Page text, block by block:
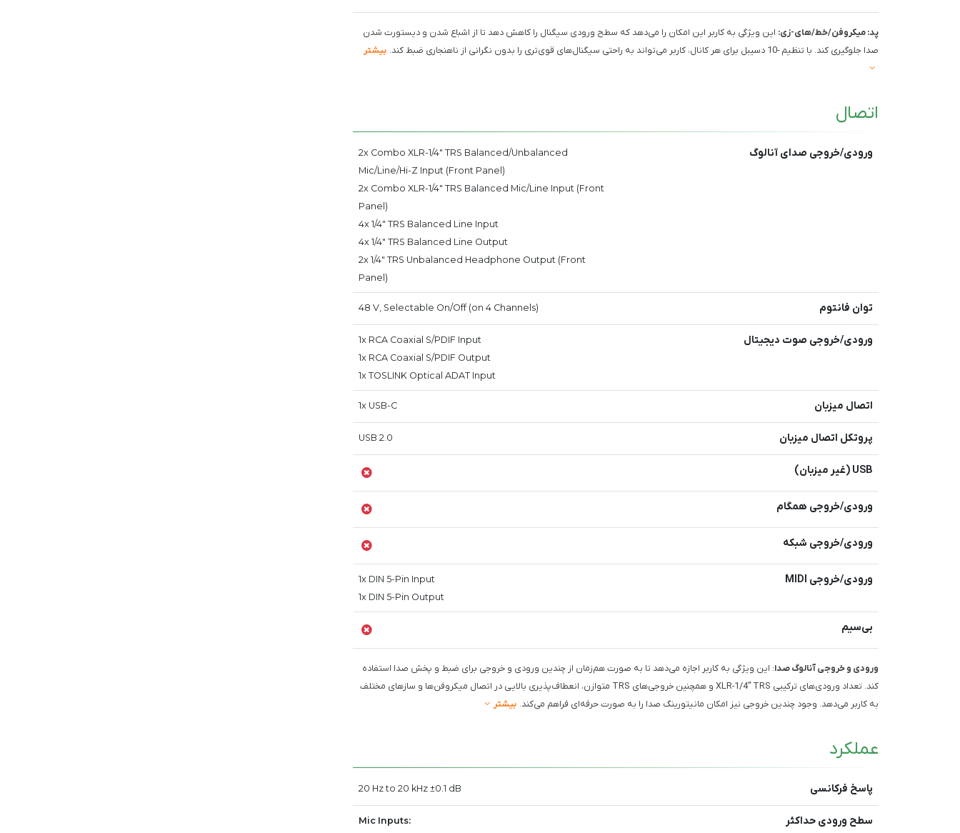
پد: میکروفن/خط/های-زی: این ویژگی به کاربر این امکان را می‌دهد که سطح ورودی سیگنال را کاهش دهد تا از اشباع شدن و دیستورت شدن
صدا جلوگیری کند. با تنظیم -10 دسیبل برای هر کانال، کاربر می‌تواند به راحتی سیگنال‌های قوی‌تری را بدون نگرانی از ناهنجاری ضبط کند.
بیشتر
اتصال
ورودی/خروجی صدای آنالوگ
2x Combo XLR-1/4" TRS Balanced/Unbalanced
Mic/Line/Hi-Z Input (Front Panel)
2x Combo XLR-1/4" TRS Balanced Mic/Line Input (Front
Panel)
4x 1/4" TRS Balanced Line Input
4x 1/4" TRS Balanced Line Output
2x 1/4" TRS Unbalanced Headphone Output (Front
Panel)
توان فانتوم 48 V, Selectable On/Off (on 4 Channels)
ورودی/خروجی صوت دیجیتال
1x RCA Coaxial S/PDIF Input
1x RCA Coaxial S/PDIF Output
1x TOSLINK Optical ADAT Input
اتصال میزبان 1x USB-C
پروتکل اتصال میزبان USB 2.0
USB (غیر میزبان)
ورودی/خروجی همگام
ورودی/خروجی شبکه
ورودی/خروجی MIDI
1x DIN 5-Pin Input
1x DIN 5-Pin Output
بی‌سیم
ورودی و خروجی آنالوگ صدا: این ویژگی به کاربر اجازه می‌دهد تا به صورت هم‌زمان از چندین ورودی و خروجی برای ضبط و پخش صدا استفاده
کند. تعداد ورودی‌های ترکیبی XLR-1/4" TRS و همچنین خروجی‌های TRS متوازن، انعطاف‌پذیری بالایی در اتصال میکروفن‌ها و سازهای مختلف
به کاربر می‌دهد. وجود چندین خروجی نیز امکان مانیتورینگ صدا را به صورت حرفه‌ای فراهم می‌کند. بیشتر
عملکرد
پاسخ فرکانسی 20 Hz to 20 kHz ±0.1 dB
سطح ورودی حداکثر Mic Inputs: